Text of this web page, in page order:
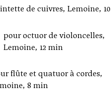
de cuivres, Lemoine,
pour octuor de violoncelles,
Lemoine, 12 min
flûte et quatuor à cordes,
8 min